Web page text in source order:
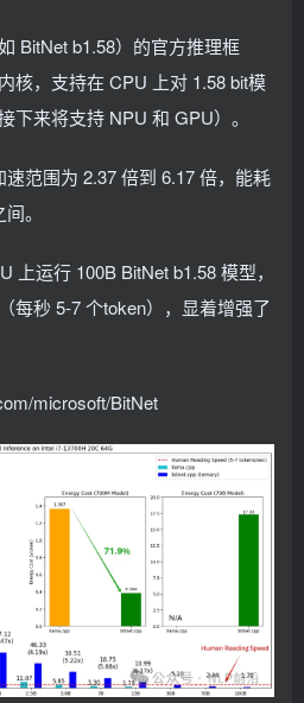
BitNet b1.58）的官方推理框
核，支持在 CPU 上对 1.58 bit模
下来将支持 NPU 和 GPU）。
范围为 2.37 倍到 6.17 倍，能耗
。
上运行 100B BitNet b1.58 模型，
每秒 5-7 个token），显着增强了
microsoft/BitNet